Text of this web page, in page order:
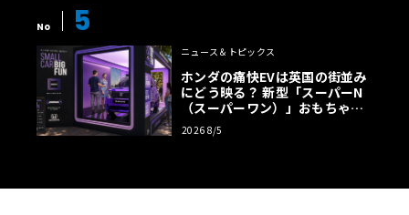
No 5
ニュース＆トピックス
ホンダの痛快EVは英国の街並み
にどう映る？ 新型「スーパーN
（スーパーワン）」おもちゃ箱
ツアーの全貌
2026 8/5